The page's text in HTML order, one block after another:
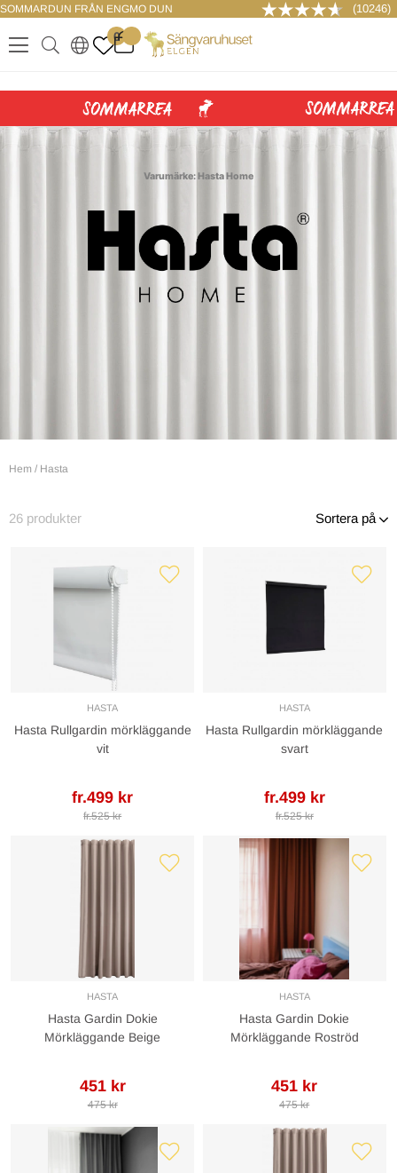
SOMMARDUN FRÅN ENGMO DUN (10246)
.
0
. ..
LOGGA IN
Varumärke: Hasta Home
Hem / Hasta
26 produkter Sortera på
HASTA
Hasta Rullgardin mörkläggande
vit
fr.499 kr
fr.525 kr
HASTA
Hasta Rullgardin mörkläggande
svart
fr.499 kr
fr.525 kr
HASTA
Hasta Gardin Dokie
Mörkläggande Beige
451 kr
475 kr
HASTA
Hasta Gardin Dokie
Mörkläggande Roströd
451 kr
475 kr